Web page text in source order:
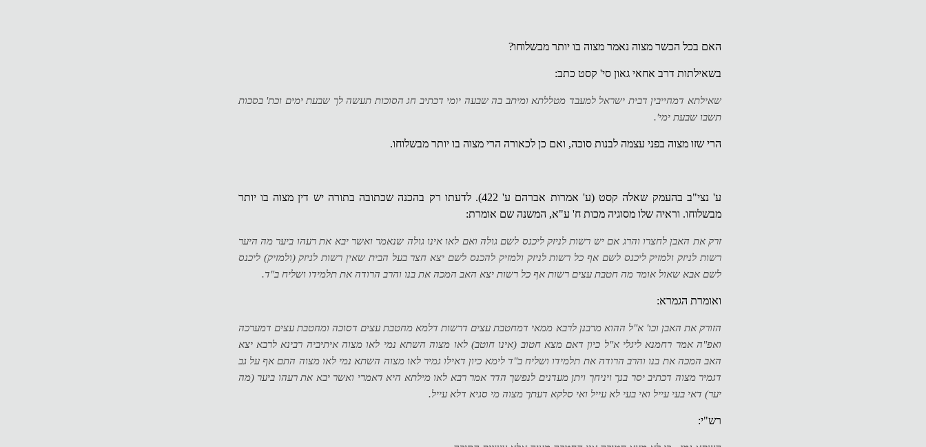
האם בכל הכשר מצוה נאמר מצוה בו יותר מבשלוחו?
בשאילתות דרב אחאי גאון סי' קסט כתב:
שאילתא דמחייבין דבית ישראל למעבד מטללתא ומיתב בה שבעה יומי דכתיב חג הסוכות תעשה לך שבעת ימים וכת' בסכות
תשבו שבעת ימי'.
הרי שזו מצוה בפני עצמה לבנות סוכה, ואם כן לכאורה הרי מצוה בו יותר מבשלוחו.
ע' נצי"ב בהעמק שאלה קסט (ע' אמרות אברהם ע' 422). לדעתו רק בהכנה שכתובה בתורה יש דין מצוה בו יותר
מבשלוחו. וראיה שלו מסוגיה מכות ח' ע"א, המשנה שם אומרת:
זרק את האבן לחצרו והרג אם יש רשות לניזק ליכנס לשם גולה ואם לאו אינו גולה שנאמר ואשר יבא את רעהו ביער מה היער
רשות לניזק ולמזיק ליכנס לשם אף כל רשות לניזק ולמזיק להכנס לשם יצא חצר בעל הבית שאין רשות לניזק (ולמזיק) ליכנס
לשם אבא שאול אומר מה חטבת עצים רשות אף כל רשות יצא האב המכה את בנו והרב הרודה את תלמידו ושליח ב"ד.
ואומרת הגמרא:
הזורק את האבן וכו' א"ל ההוא מרבנן לרבא ממאי דמחטבת עצים דרשות דלמא מחטבת עצים דסוכה ומחטבת עצים דמערכה
ואפ"ה אמר רחמנא ליגלי א"ל כיון דאם מצא חטוב (אינו חוטב) לאו מצוה השתא נמי לאו מצוה איתיביה רבינא לרבא יצא
האב המכה את בנו והרב הרודה את תלמידו ושליח ב"ד לימא כיון דאילו גמיר לאו מצוה השתא נמי לאו מצוה התם אף על גב
דגמיר מצוה דכתיב יסר בנך ויניחך ויתן מעדנים לנפשך הדר אמר רבא לאו מילתא היא דאמרי ואשר יבא את רעהו ביער (מה
יער) דאי בעי עייל ואי בעי לא עייל ואי סלקא דעתך מצוה מי סגיא דלא עייל.
רש"י: